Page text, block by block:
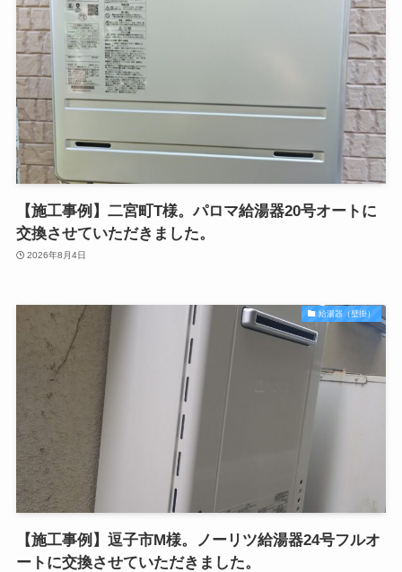
【施工事例】二宮町T様。パロマ給湯器20号オートに
交換させていただきました。
2026年8月4日
給湯器（壁掛）
【施工事例】逗子市M様。ノーリツ給湯器24号フルオ
ートに交換させていただきました。